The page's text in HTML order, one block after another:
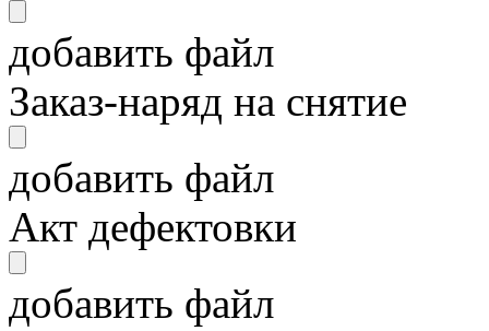
добавить файл
Заказ-наряд на снятие
добавить файл
Акт дефектовки
добавить файл